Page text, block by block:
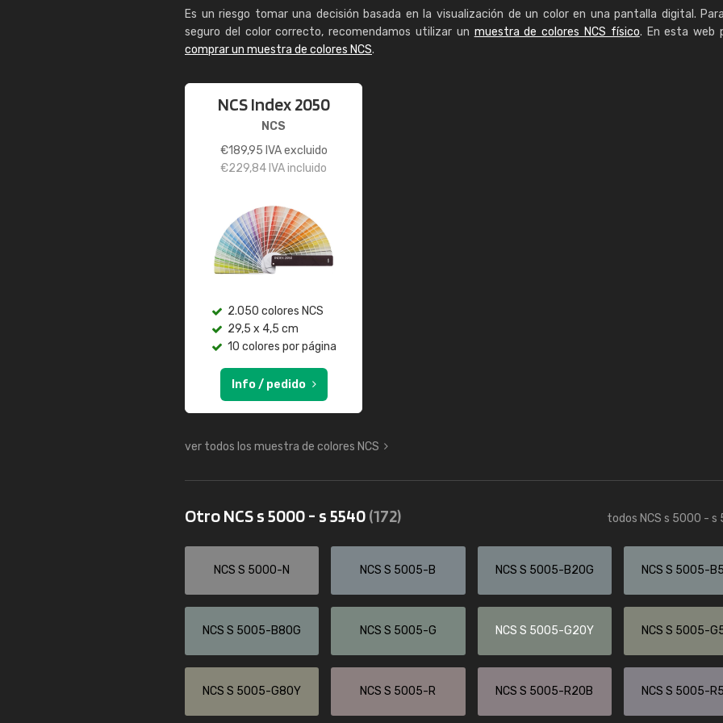
Es un riesgo tomar una decisión basada en la visualización de un color en una pantalla digital.
seguro del color correcto, recomendamos utilizar un muestra de colores NCS físico. En esta web
comprar un muestra de colores NCS.
NCS Index 2050
NCS
€189,95 IVA excluido
€229,84 IVA incluido
2.050 colores NCS
29,5 x 4,5 cm
10 colores por página
Info / pedido
ver todos los muestra de colores NCS
Otro NCS s 5000 - s 5540(172) todos NCS s 5000 - s
NCS S 5000-N NCS S 5005-B NCS S 5005-B20G NCS S 5005-
NCS S 5005-B80G NCS S 5005-G NCS S 5005-G20Y NCS S 5005-
NCS S 5005-G80Y NCS S 5005-R NCS S 5005-R20B NCS S 5005-